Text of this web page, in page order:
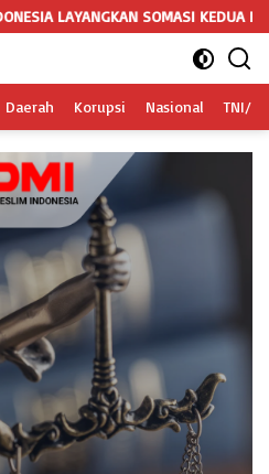
KEDUA DAN TERAKHIR
Daerah Korupsi Nasional TNI/